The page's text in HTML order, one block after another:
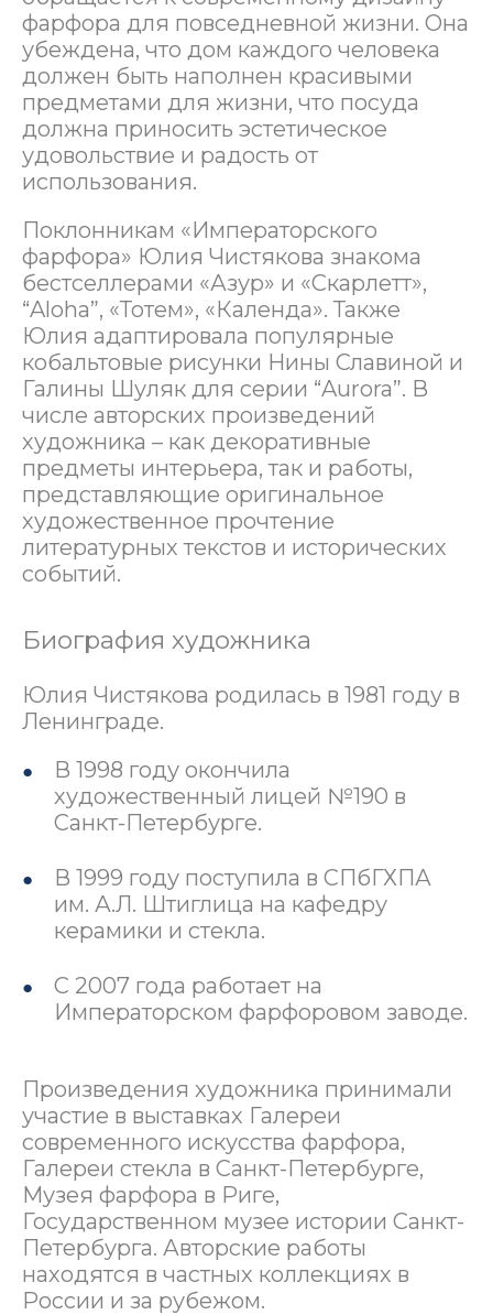
фарфора для повседневной жизни. Она
убеждена, что дом каждого человека
должен быть наполнен красивыми
предметами для жизни, что посуда
должна приносить эстетическое
удовольствие и радость от
использования.
Поклонникам «Императорского
фарфора» Юлия Чистякова знакома
бестселлерами «Азур» и «Скарлетт»,
“Aloha”, «Тотем», «Календа». Также
Юлия адаптировала популярные
кобальтовые рисунки Нины Славиной и
Галины Шуляк для серии “Aurora”. В
числе авторских произведений
художника – как декоративные
предметы интерьера, так и работы,
представляющие оригинальное
художественное прочтение
литературных текстов и исторических
событий.
Биография художника
Юлия Чистякова родилась в 1981 году в
Ленинграде.
В 1998 году окончила
художественный лицей №190 в
Санкт-Петербурге.
В 1999 году поступила в СПбГХПА
им. А.Л. Штиглица на кафедру
керамики и стекла.
С 2007 года работает на
Императорском фарфоровом заводе.
Произведения художника принимали
участие в выставках Галереи
современного искусства фарфора,
Галереи стекла в Санкт-Петербурге,
Музея фарфора в Риге,
Государственном музее истории Санкт-
Петербурга. Авторские работы
находятся в частных коллекциях в
России и за рубежом.